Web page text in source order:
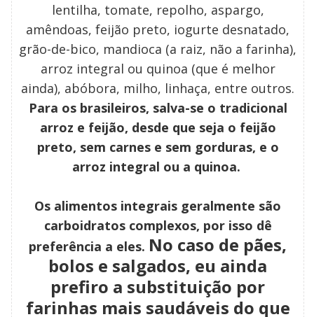
lentilha, tomate, repolho, aspargo,
amêndoas, feijão preto, iogurte desnatado,
grão-de-bico, mandioca (a raiz, não a farinha),
arroz integral ou quinoa (que é melhor
ainda), abóbora, milho, linhaça, entre outros.
Para os brasileiros, salva-se o tradicional
arroz e feijão, desde que seja o feijão
preto, sem carnes e sem gorduras, e o
arroz integral ou a quinoa.
Os alimentos integrais geralmente são
carboidratos complexos, por isso dê
preferência a eles. No caso de pães,
bolos e salgados, eu ainda
prefiro a substituição por
farinhas mais saudáveis do que